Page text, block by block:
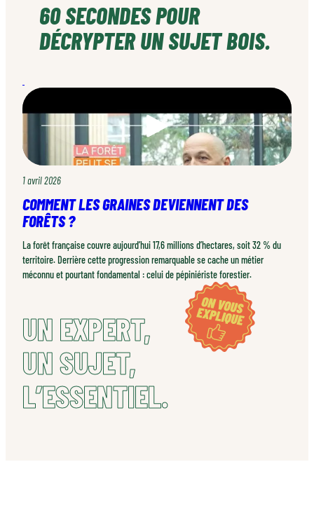
60 SECONDES POUR
DÉCRYPTER UN SUJET BOIS.
1 avril 2026
COMMENT LES GRAINES DEVIENNENT DES
FORÊTS ?
La forêt française couvre aujourd’hui 17,6 millions d’hectares, soit 32 % du
territoire. Derrière cette progression remarquable se cache un métier
méconnu et pourtant fondamental : celui de pépiniériste forestier.
UN EXPERT,
UN SUJET,
L’ESSENTIEL.